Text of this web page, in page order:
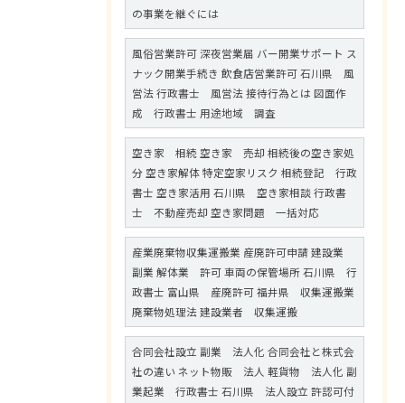
の事業を継ぐには
風俗営業許可 深夜営業届 バー開業サポート ス
ナック開業手続き 飲食店営業許可 石川県 風
営法 行政書士 風営法 接待行為とは 図面作
成 行政書士 用途地域 調査
空き家 相続 空き家 売却 相続後の空き家処
分 空き家解体 特定空家リスク 相続登記 行政
書士 空き家活用 石川県 空き家相談 行政書
士 不動産売却 空き家問題 一括対応
産業廃棄物収集運搬業 産廃許可申請 建設業
副業 解体業 許可 車両の保管場所 石川県 行
政書士 富山県 産廃許可 福井県 収集運搬業
廃棄物処理法 建設業者 収集運搬
合同会社設立 副業 法人化 合同会社と株式会
社の違い ネット物販 法人 軽貨物 法人化 副
業起業 行政書士 石川県 法人設立 許認可付